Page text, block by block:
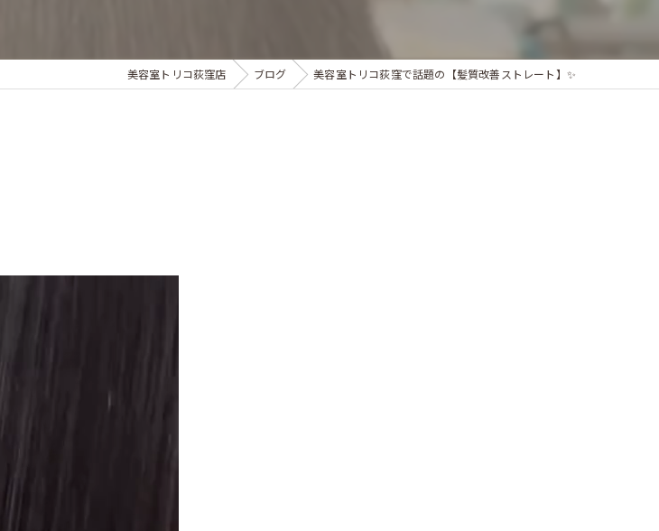
美容室トリコ荻窪店 ブログ 美容室トリコ荻窪で話題の【髪質改善ストレート】✨